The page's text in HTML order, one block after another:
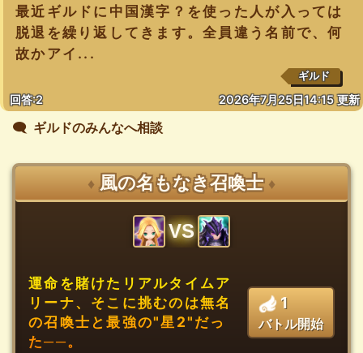
最近ギルドに中国漢字？を使った人が入っては
脱退を繰り返してきます。全員違う名前で、何
故かアイ...
ギルド
回答:2 2026年7月25日14:15 更新
🗨️ ギルドのみんなへ相談
♦ 風の名もなき召喚士 ♦
VS
運命を賭けたリアルタイムア
リーナ、そこに挑むのは無名
の召喚士と最強の"星2"だっ
た──。
1
バトル開始